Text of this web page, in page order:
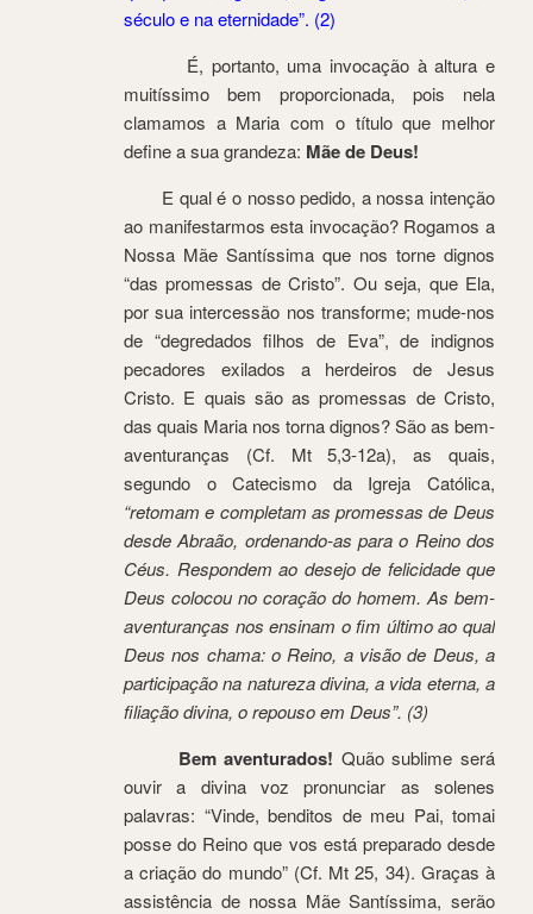
século e na eternidade”. (2)
É, portanto, uma invocação à altura e
muitíssimo bem proporcionada, pois nela
clamamos a Maria com o título que melhor
define a sua grandeza: Mãe de Deus!
E qual é o nosso pedido, a nossa intenção
ao manifestarmos esta invocação? Rogamos a
Nossa Mãe Santíssima que nos torne dignos
“das promessas de Cristo”. Ou seja, que Ela,
por sua intercessão nos transforme; mude-nos
de “degredados filhos de Eva”, de indignos
pecadores exilados a herdeiros de Jesus
Cristo. E quais são as promessas de Cristo,
das quais Maria nos torna dignos? São as bem-
aventuranças (Cf. Mt 5,3-12a), as quais,
segundo o Catecismo da Igreja Católica,
“retomam e completam as promessas de Deus
desde Abraão, ordenando-as para o Reino dos
Céus. Respondem ao desejo de felicidade que
Deus colocou no coração do homem. As bem-
aventuranças nos ensinam o fim último ao qual
Deus nos chama: o Reino, a visão de Deus, a
participação na natureza divina, a vida eterna, a
filiação divina, o repouso em Deus”. (3)
Bem aventurados! Quão sublime será
ouvir a divina voz pronunciar as solenes
palavras: “Vinde, benditos de meu Pai, tomai
posse do Reino que vos está preparado desde
a criação do mundo” (Cf. Mt 25, 34). Graças à
assistência de nossa Mãe Santíssima, serão